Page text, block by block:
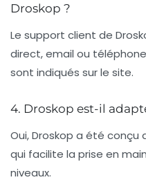
Droskop ?
Le support client de
direct, email ou
sont indiqués sur le site.
4. Droskop est-il
Oui, Droskop a été
qui facilite la prise en
niveaux.